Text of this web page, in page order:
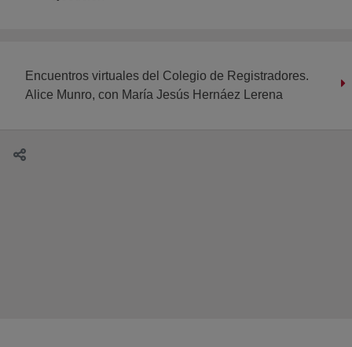
Encuentros virtuales del Colegio de Registradores.
Alice Munro, con María Jesús Hernáez Lerena